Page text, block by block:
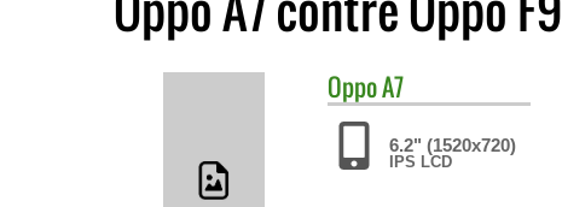
OppoA7
6.2" (1520x720)
IPS LCD